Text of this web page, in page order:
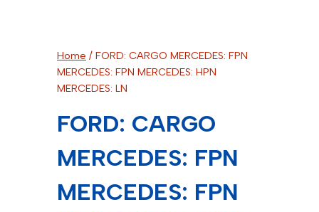
Home / FORD: CARGO MERCEDES: FPN
MERCEDES: FPN MERCEDES: HPN
MERCEDES: LN
FORD: CARGO
MERCEDES: FPN
MERCEDES: FPN